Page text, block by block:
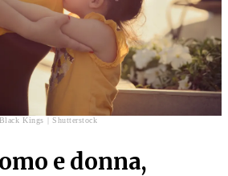
Black Kings | Shutterstock
e donna,